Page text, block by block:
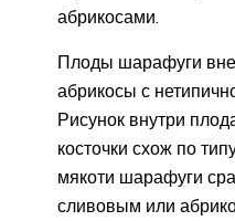
абрикосами.
Плоды шарафуги
абрикосы с
Рисунок внутри
косточки схож по
мякоти шарафуги
сливовым или